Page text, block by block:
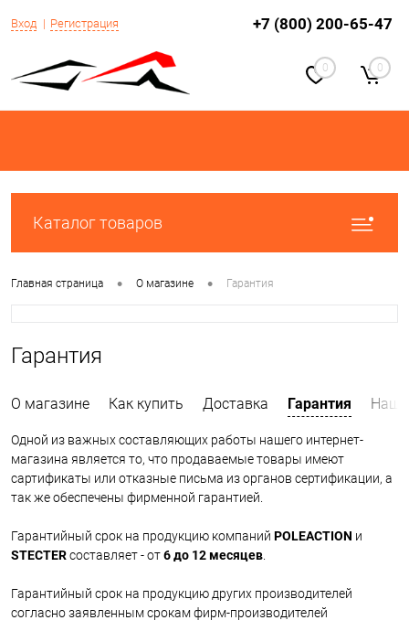
Вход Регистрация +7 (800) 200-65-47
0 0
Каталог товаров
Главная страница • О магазине • Гарантия
Гарантия
О магазине Как купить Доставка Гарантия
Одной из важных составляющих работы нашего интернет-
магазина является то, что продаваемые товары имеют
сартификаты или отказные письма из органов сертификации, а
так же обеспечены фирменной гарантией.
Гарантийный срок на продукцию компаний POLEACTION и
STECTERсоставляет - от6 до 12 месяцев
Гарантийный срок на продукцию других производителей
согласно заявленным срокам фирм-производителей